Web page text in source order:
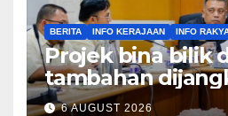
BERITA INFO KERAJAAN INFO
Projek bina bilik
tambahan
Disember ini –
6 AUGUST 2026